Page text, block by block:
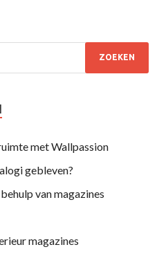
met Wallpassion
gebleven?
van magazines
magazines